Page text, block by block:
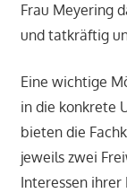
Frau Meyering
und tatkräftig
Eine wichtige
in die konkrete
bieten die
jeweils zwei
Interessen